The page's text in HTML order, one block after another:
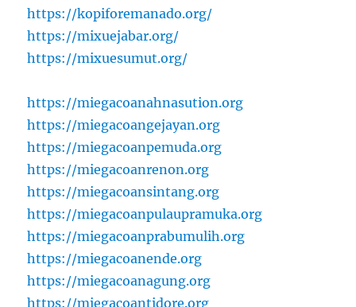
https://kopiforemanado.org/
https://mixuejabar.org/
https://mixuesumut.org/
https://miegacoanahnasution.org
https://miegacoangejayan.org
https://miegacoanpemuda.org
https://miegacoanrenon.org
https://miegacoansintang.org
https://miegacoanpulaupramuka.org
https://miegacoanprabumulih.org
https://miegacoanende.org
https://miegacoanagung.org
https://miegacoantidore.org